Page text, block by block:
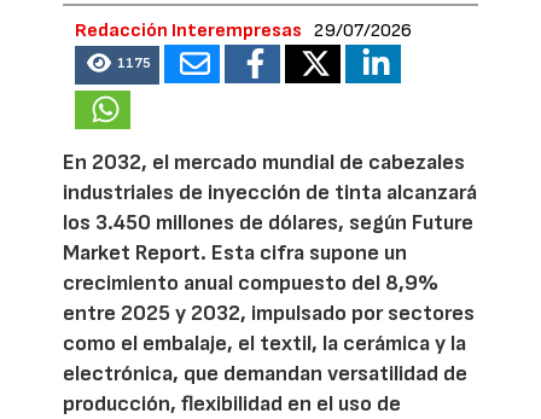
Redacción Interempresas 29/07/2026
1175
En 2032, el mercado mundial de cabezales
industriales de inyección de tinta alcanzará
los 3.450 millones de dólares, según Future
Market Report. Esta cifra supone un
crecimiento anual compuesto del 8,9%
entre 2025 y 2032, impulsado por sectores
como el embalaje, el textil, la cerámica y la
electrónica, que demandan versatilidad de
producción, flexibilidad en el uso de